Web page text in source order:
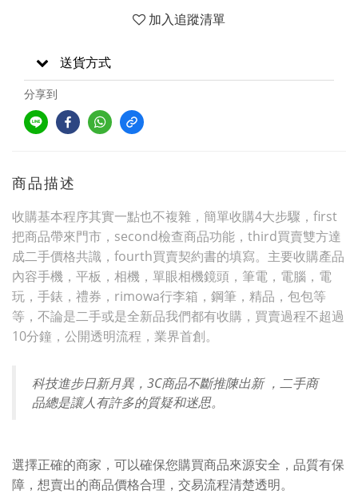
加入追蹤清單
送貨方式
分享到
商品描述
收購基本程序其實一點也不複雜，簡單收購4大步驟，first
把商品帶來門市，second檢查商品功能，third買賣雙方達
成二手價格共識，fourth買賣契約書的填寫。主要收購產品
內容手機，平板，相機，單眼相機鏡頭，筆電，電腦，電
玩，手錶，禮券，rimowa行李箱，鋼筆，精品，包包等
等，不論是二手或是全新品我們都有收購，買賣過程不超過
10分鐘，公開透明流程，業界首創。
科技進步日新月異，3C商品不斷推陳出新 ，二手商
品總是讓人有許多的質疑和迷思。
選擇正確的商家，可以確保您購買商品來源安全，品質有保
障，想賣出的商品價格合理，交易流程清楚透明。